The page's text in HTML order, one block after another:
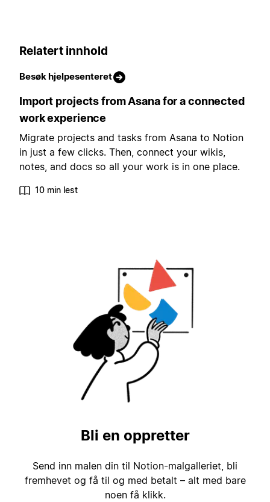
Relatert innhold
Besøk hjelpesenteret
Import projects from Asana for a connected
work experience
Migrate projects and tasks from Asana to Notion
in just a few clicks. Then, connect your wikis,
notes, and docs so all your work is in one place.
10 min lest
Bli en oppretter
Send inn malen din til Notion-malgalleriet, bli
fremhevet og få til og med betalt – alt med bare
noen få klikk.